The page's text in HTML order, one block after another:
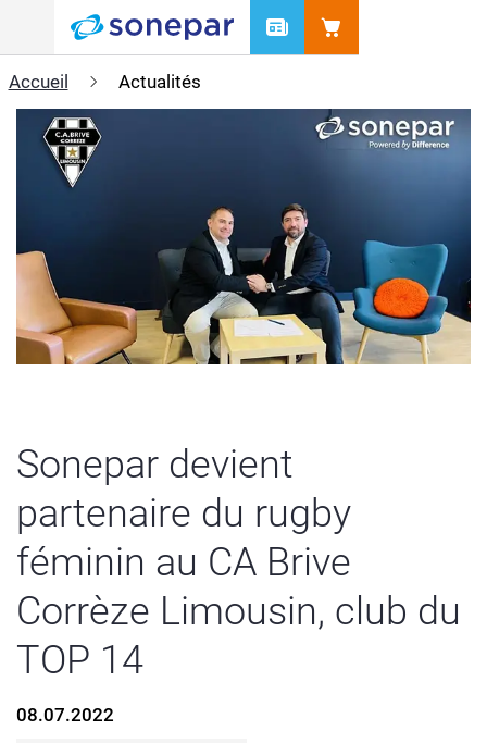
Accueil
Actualités
Sonepar devient
partenaire du rugby
féminin au CA Brive
Corrèze Limousin, club du
TOP 14
08.07.2022